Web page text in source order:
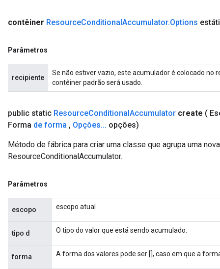
contêiner ResourceConditionalAccumulator.Options
Parâmetros
recipiente
Se não estiver vazio, este acumulador é colocado no
contêiner padrão será usado.
public static ResourceConditionalAccumulator create (
Forma de forma , Opções... opções)
Método de fábrica para criar uma classe que agrupa uma
ResourceConditionalAccumulator.
Parâmetros
escopo escopo atual
tipo d O tipo do valor que está sendo acumulado.
forma A forma dos valores pode ser [], caso em que a